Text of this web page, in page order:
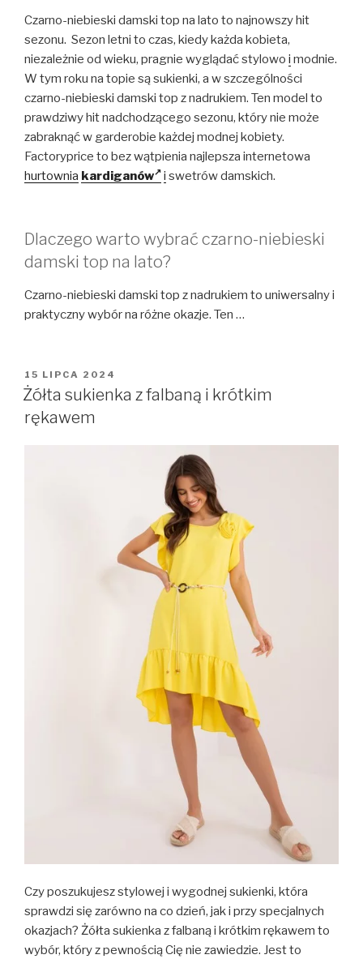
Czarno-niebieski damski top na lato to najnowszy hit
sezonu. Sezon letni to czas, kiedy każda kobieta,
niezależnie od wieku, pragnie wyglądać stylowo i modnie.
W tym roku na topie są sukienki, a w szczególności
czarno-niebieski damski top z nadrukiem. Ten model to
prawdziwy hit nadchodzącego sezonu, który nie może
zabraknąć w garderobie każdej modnej kobiety.
Factoryprice to bez wątpienia najlepsza internetowa
hurtownia kardiganów i swetrów damskich.
Dlaczego warto wybrać czarno-niebieski
damski top na lato?
Czarno-niebieski damski top z nadrukiem to uniwersalny i
praktyczny wybór na różne okazje. Ten …
OPUBLIKOWANE
W
15 LIPCA 2024
Żółta sukienka z falbaną i krótkim
rękawem
Czy poszukujesz stylowej i wygodnej sukienki, która
sprawdzi się zarówno na co dzień, jak i przy specjalnych
okazjach? Żółta sukienka z falbaną i krótkim rękawem to
wybór, który z pewnością Cię nie zawiedzie. Jest to